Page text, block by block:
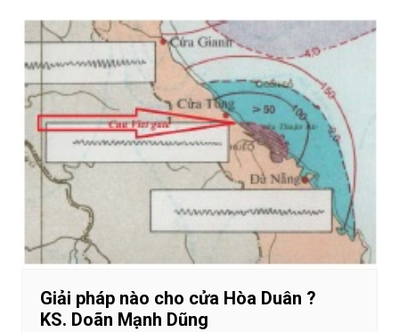
Giải pháp nào cho cửa Hòa Duân ?
KS. Doãn Mạnh Dũng